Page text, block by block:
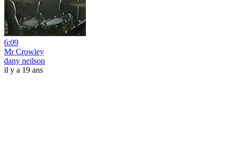
6:09
Mr Crowley
dany neilson
il y a 19 ans